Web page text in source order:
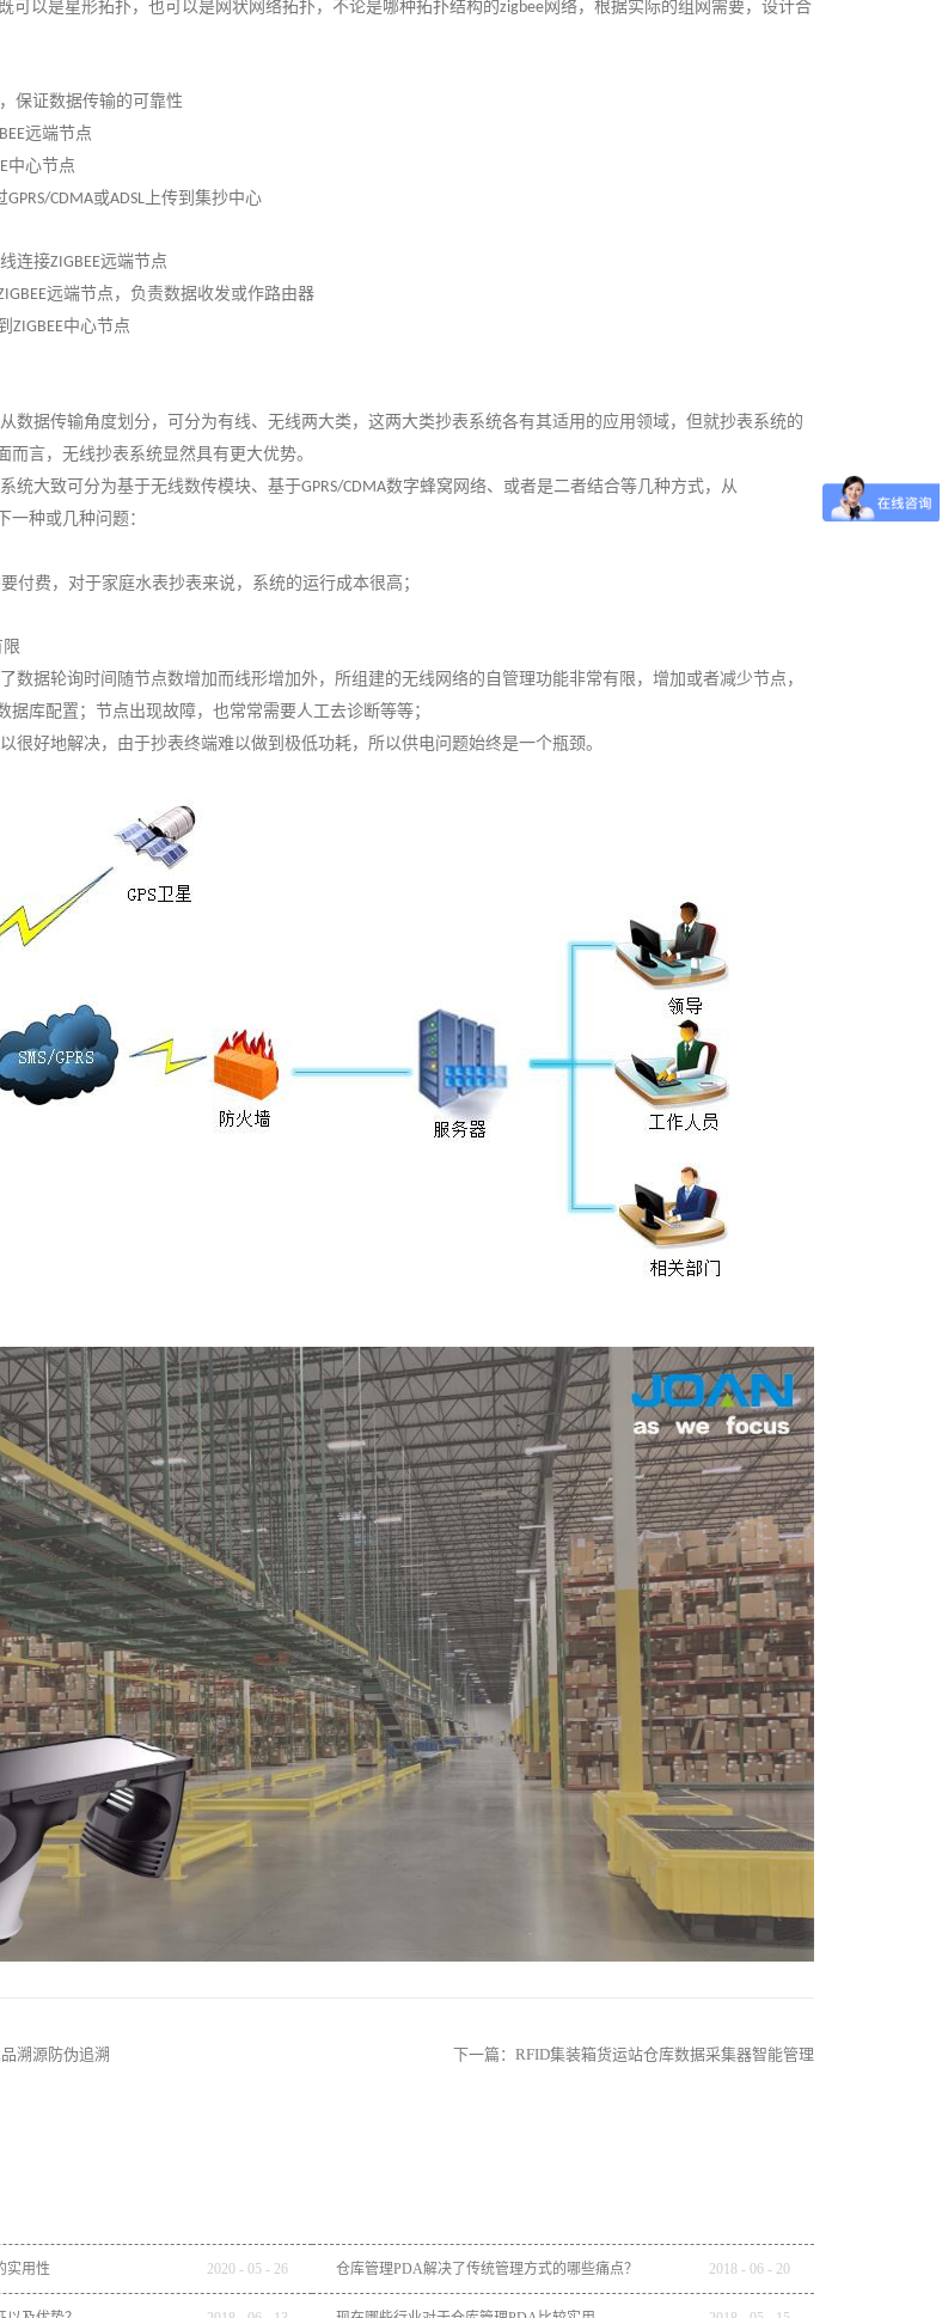
可以是星形拓扑，也可以是网状网络拓扑，不论是哪种拓扑结构的zigbee网络，根据实际的组网需要，设计合
保证数据传输的可靠性
远端节点
中心节点
GPRS/CDMA或ADSL上传到集抄中心
连接ZIGBEE远端节点
远端节点，负责数据收发或作路由器
ZIGBEE中心节点
数据传输角度划分，可分为有线、无线两大类，这两大类抄表系统各有其适用的应用领域，但就抄表系统的
而言，无线抄表系统显然具有更大优势。
统大致可分为基于无线数传模块、基于GPRS/CDMA数字蜂窝网络、或者是二者结合等几种方式，从
一种或几种问题：
付费，对于家庭水表抄表来说，系统的运行成本很高；
数据轮询时间随节点数增加而线形增加外，所组建的无线网络的自管理功能非常有限，增加或者减少节点，
据库配置；节点出现故障，也常常需要人工去诊断等等；
很好地解决，由于抄表终端难以做到极低功耗，所以供电问题始终是一个瓶颈。
溯源防伪追溯 下一篇： RFID集装箱货运站仓库数据采集器智能管理
实用性 2020 - 05 - 26 仓库管理PDA解决了传统管理方式的哪些痛点？ 2018 - 06 - 20